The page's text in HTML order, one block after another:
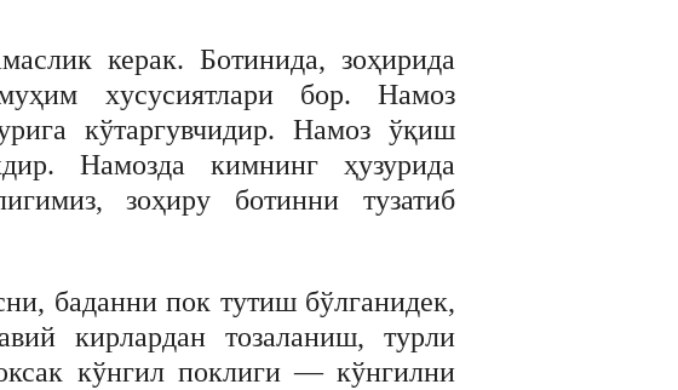
керак. Ботинида, зоҳирида
xусусиятлари бор. Намоз
кўтаргувчидир. Намоз ўқиш
Намозда кимнинг ҳузурида
зоҳиру ботинни тузатиб
баданни пок тутиш бўлганидек,
кирлардан тозаланиш, турли
кўнгил поклиги — кўнгилни